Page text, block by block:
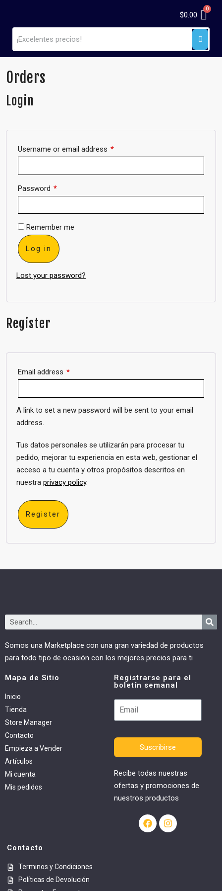
$0.00
Orders
Login
Username or email address *
Password *
Remember me
Log in
Lost your password?
Register
Email address *
A link to set a new password will be sent to your email
address.
Tus datos personales se utilizarán para procesar tu
pedido, mejorar tu experiencia en esta web, gestionar el
acceso a tu cuenta y otros propósitos descritos en
nuestra privacy policy.
Register
Somos una Marketplace con una gran variedad de productos
para todo tipo de ocasión con los mejores precios para ti
Mapa de Sitio
Inicio
Tienda
Store Manager
Contacto
Empieza a Vender
Artículos
Mi cuenta
Mis pedidos
Registrarse para el
boletín semanal
Suscribirse
Recibe todas nuestras
ofertas y promociones de
nuestros productos
Contacto
Terminos y Condiciones
Políticas de Devolución